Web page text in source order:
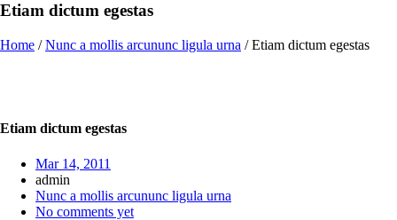
Etiam dictum egestas
Home / Nunc a mollis arcununc ligula urna / Etiam dictum egestas
Etiam dictum egestas
Mar 14, 2011
admin
Nunc a mollis arcununc ligula urna
No comments yet